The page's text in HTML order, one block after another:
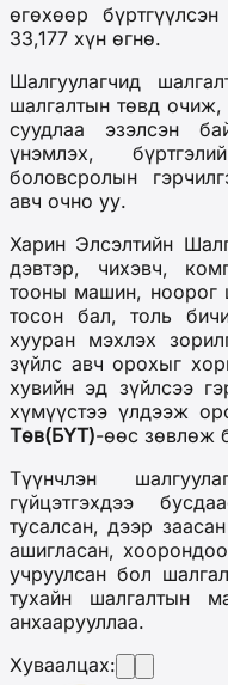
өгөхөөр
33,177 хүн өгнө.
Шалгуулагчид
шалгалтын төвд
суудлаа эзэлсэн
үнэмлэх,
боловсролын
авч очно уу.
Харин Элсэлтийн
дэвтэр, чихэвч,
тооны машин, ноорог
тосон бал, толь
хууран мэхлэх
зүйлс авч орохыг
хувийн эд зүйлсээ
хүмүүстээ үлдээж
Төв(БҮТ)-өөс зөвлөж
Түүнчлэн
гүйцэтгэхдээ
тусалсан, дээр
ашигласан,
учруулсан бол
тухайн шалгалтын
анхаарууллаа.
Хуваалцах: